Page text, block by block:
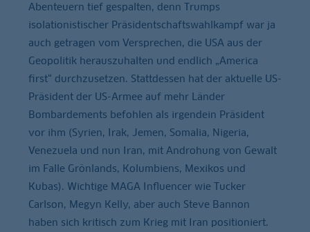
Abenteuern tief gespalten, denn Trumps
isolationistischer Präsidentschaftswahlkampf war ja
auch getragen vom Versprechen, die USA aus der
Geopolitik herauszuhalten und endlich „America
first“ durchzusetzen. Stattdessen hat der aktuelle US-
Präsident der US-Armee auf mehr Länder
Bombardements befohlen als irgendein Präsident
vor ihm (Syrien, Irak, Jemen, Somalia, Nigeria,
Venezuela und nun Iran, mit Androhung von Gewalt
im Falle Grönlands, Kolumbiens, Mexikos und
Kubas). Wichtige MAGA Influencer wie Tucker
Carlson, Megyn Kelly, aber auch Steve Bannon
haben sich kritisch zum Krieg mit Iran positioniert.